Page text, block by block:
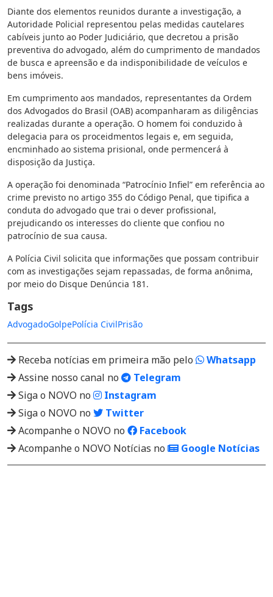
Diante dos elementos reunidos durante a investigação, a
Autoridade Policial representou pelas medidas cautelares
cabíveis junto ao Poder Judiciário, que decretou a prisão
preventiva do advogado, além do cumprimento de mandados
de busca e apreensão e da indisponibilidade de veículos e
bens imóveis.
Em cumprimento aos mandados, representantes da Ordem
dos Advogados do Brasil (OAB) acompanharam as diligências
realizadas durante a operação. O homem foi conduzido à
delegacia para os proceidmentos legais e, em seguida,
encminhado ao sistema prisional, onde permencerá à
disposição da Justiça.
A operação foi denominada “Patrocínio Infiel” em referência ao
crime previsto no artigo 355 do Código Penal, que tipifica a
conduta do advogado que trai o dever profissional,
prejudicando os interesses do cliente que confiou no
patrocínio de sua causa.
A Polícia Civil solicita que informações que possam contribuir
com as investigações sejam repassadas, de forma anônima,
por meio do Disque Denúncia 181.
Tags
AdvogadoGolpePolícia CivilPrisão
Receba notícias em primeira mão pelo
Whatsapp
Assine nosso canal no
Telegram
Siga o NOVO no
Instagram
Siga o NOVO no
Twitter
Acompanhe o NOVO no
Facebook
Acompanhe o NOVO Notícias no
Google Notícias